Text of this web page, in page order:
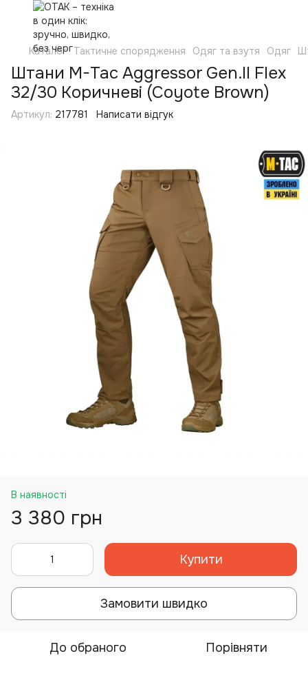
Каталог Тактичне спорядження Одяг та взутя Одяг
Штани M-Tac Aggressor Gen.II Flex
32/30 Коричневі (Coyote Brown)
Артикул: 217781 Написати відгук
В наявності
3 380 грн
Купити
Замовити швидко
До обраного Порівняти